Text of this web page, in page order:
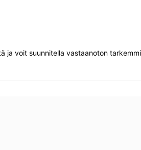
ja voit suunnitella vastaanoton